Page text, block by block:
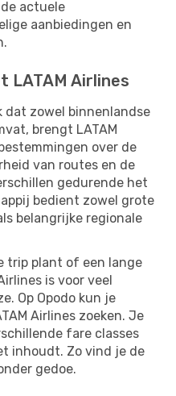
actuele
aanbiedingen en
LATAM Airlines
dat zowel binnenlandse
brengt LATAM
over de
van routes en de
gedurende het
bedient zowel grote
belangrijke regionale
trip plant of een lange
is voor veel
Op Opodo kun je
Airlines zoeken. Je
fare classes
inhoudt. Zo vind je de
gedoe.